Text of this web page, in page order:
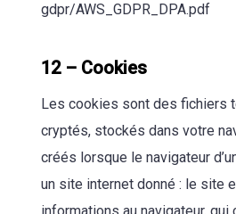
gdpr/AWS_GDPR_DPA.pdf
12 – Cookies
Les cookies sont des fichiers
cryptés, stockés dans votre
créés lorsque le navigateur
un site internet donné : le site